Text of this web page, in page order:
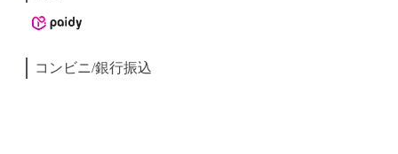
コンビニ/銀行振込